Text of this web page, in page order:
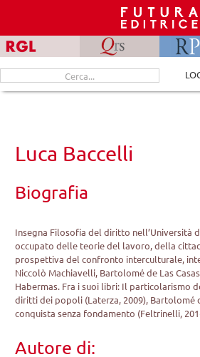
content
Cerca
per:
Luca Baccelli
Biografia
Insegna Filosofia del diritto nell’Università
occupato delle teorie del lavoro, della
prospettiva del confronto interculturale,
Niccolò Machiavelli, Bartolomé de Las
Habermas. Fra i suoi libri: Il particolarismo
diritti dei popoli (Laterza, 2009), Bartolomé
conquista senza fondamento (Feltrinelli,
Autore di: